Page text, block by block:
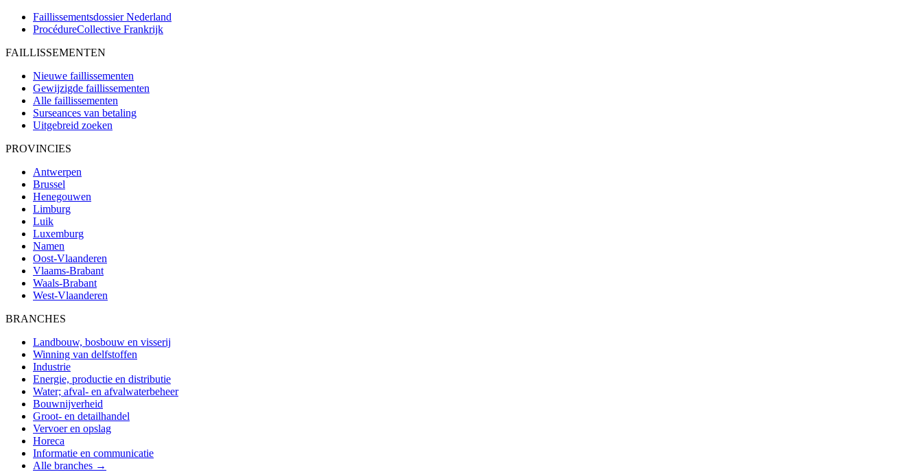
Faillissementsdossier Nederland
ProcédureCollective Frankrijk
FAILLISSEMENTEN
Nieuwe faillissementen
Gewijzigde faillissementen
Alle faillissementen
Surseances van betaling
Uitgebreid zoeken
PROVINCIES
Antwerpen
Brussel
Henegouwen
Limburg
Luik
Luxemburg
Namen
Oost-Vlaanderen
Vlaams-Brabant
Waals-Brabant
West-Vlaanderen
BRANCHES
Landbouw, bosbouw en visserij
Winning van delfstoffen
Industrie
Energie, productie en distributie
Water; afval- en afvalwaterbeheer
Bouwnijverheid
Groot- en detailhandel
Vervoer en opslag
Horeca
Informatie en communicatie
Alle branches →